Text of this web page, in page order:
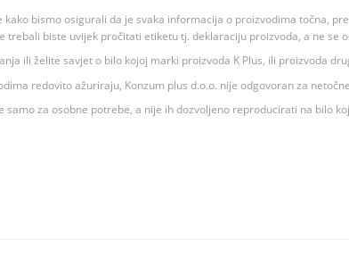
kako bismo osigurali da je svaka informacija o proizvodima točna,
trebali biste uvijek pročitati etiketu tj. deklaraciju proizvoda, a ne se
ili želite savjet o bilo kojoj marki proizvoda K Plus, ili proizvoda
redovito ažuriraju, Konzum plus d.o.o. nije odgovoran za
samo za osobne potrebe, a nije ih dozvoljeno reproducirati na bilo